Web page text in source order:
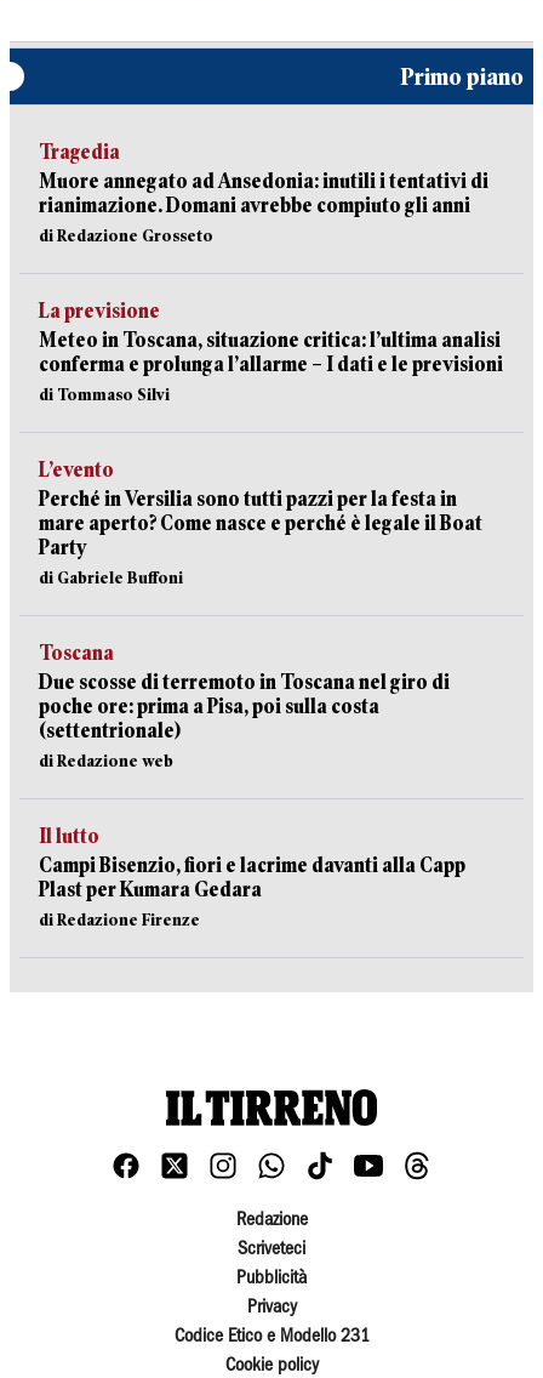
Primo piano
Tragedia
Muore annegato ad Ansedonia: inutili i tentativi di
rianimazione. Domani avrebbe compiuto gli anni
di Redazione Grosseto
La previsione
Meteo in Toscana, situazione critica: l’ultima analisi
conferma e prolunga l’allarme – I dati e le previsioni
di Tommaso Silvi
L’evento
Perché in Versilia sono tutti pazzi per la festa in
mare aperto? Come nasce e perché è legale il Boat
Party
di Gabriele Buffoni
Toscana
Due scosse di terremoto in Toscana nel giro di
poche ore: prima a Pisa, poi sulla costa
(settentrionale)
di Redazione web
Il lutto
Campi Bisenzio, fiori e lacrime davanti alla Capp
Plast per Kumara Gedara
di Redazione Firenze
Redazione
Scriveteci
Pubblicità
Privacy
Codice Etico e Modello 231
Cookie policy